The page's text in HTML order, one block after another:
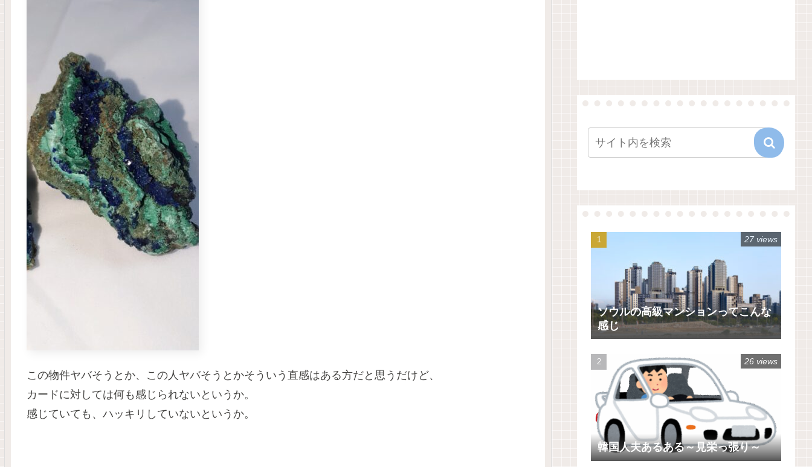
この物件ヤバそうとか、この人ヤバそうとかそういう直感はある方だと思うだけど、
カードに対しては何も感じられないというか。
感じていても、ハッキリしていないというか。
ソウルの高級マンションってこんな
感じ
27 views
韓国人夫あるある～見栄っ張り～
26 views